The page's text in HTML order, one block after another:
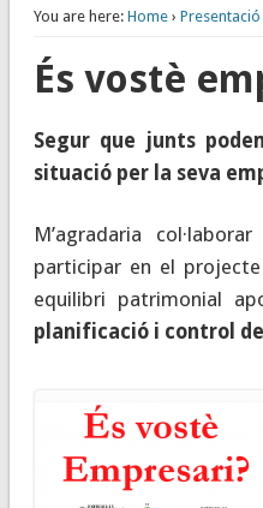
You are here: Home› Presentació
És vostè
Segur que junts
situació per la seva
M’agradaria
participar en el
equilibri patrimonial
planificació i control